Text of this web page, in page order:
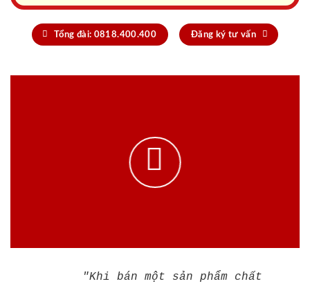
Tổng đài: 0818.400.400 Đăng ký tư vấn
"Khi bán một sản phẩm chất